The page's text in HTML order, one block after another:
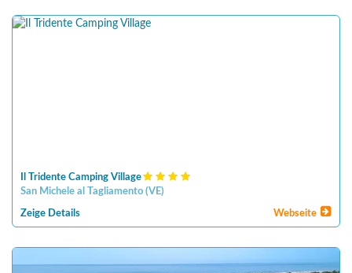
Il Tridente Camping Village
San Michele al Tagliamento (VE)
Zeige Details Webseite